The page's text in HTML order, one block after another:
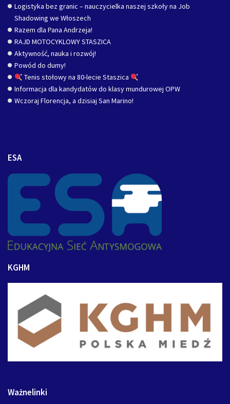
Logistyka bez granic – nauczycielka naszej szkoły na Job
Shadowing we Włoszech
Razem dla Pana Andrzeja!
RAJD MOTOCYKLOWY STASZICA
Aktywność, nauka i rozwój!
Powód do dumy!
Tenis stołowy na 80-lecie Staszica
Informacja dla kandydatów do klasy mundurowej OPW
Wczoraj Florencja, a dzisiaj San Marino!
ESA
KGHM
Ważnelinki